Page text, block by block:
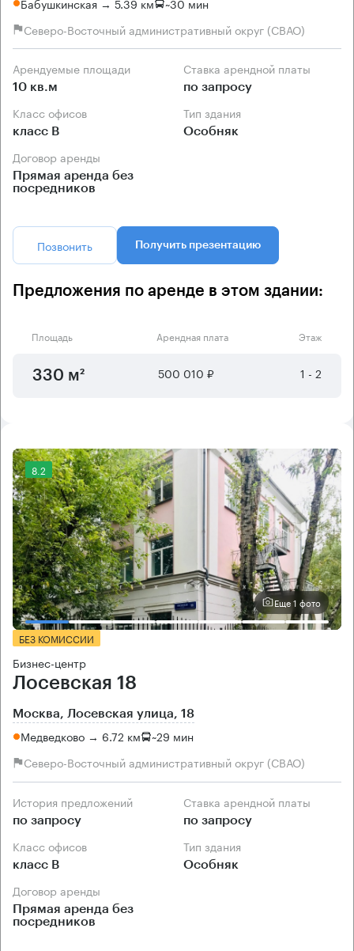
Северо-Восточный административный округ (СВАО)
Арендуемые площади
10 кв.м
Ставка арендной платы
по запросу
Класс офисов
класс B
Тип здания
Особняк
Договор аренды
Прямая аренда без
посредников
Позвонить Получить презентацию
Предложения по аренде в этом здании:
Площадь Арендная плата Этаж
330 м² 500 010 ₽ 1 - 2
8.2
Еще 1 фото
БЕЗ КОМИССИИ
Бизнес-центр
Лосевская 18
Москва, Лосевская улица, 18
Медведково → 6.72 км ~29 мин
Северо-Восточный административный округ (СВАО)
История предложений
по запросу
Ставка арендной платы
по запросу
Класс офисов
класс B
Тип здания
Особняк
Договор аренды
Прямая аренда без
посредников